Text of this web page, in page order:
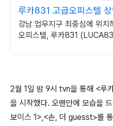
루카831 고급오피스텔 상
텔 수준 서비스까지
강남 업무지구 최중심에 위치
오피스텔, 루카831
2월 1일 밤 9시 tvn을 통해 <루
을 시작했다. 오랜만에 모습을
보이스 1>,<손, 더 guesst>를